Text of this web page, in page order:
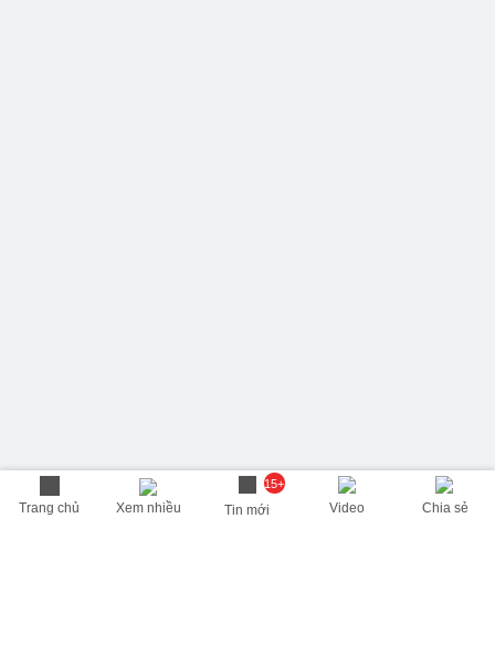
Trang chủ Xem nhiều
15+
Tin mới Video Chia sẻ